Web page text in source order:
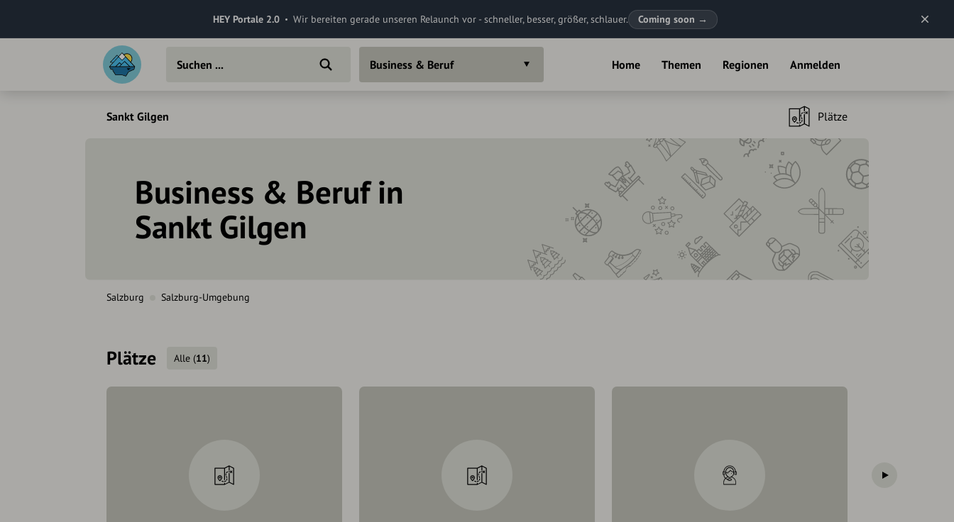
HEY Portale 2.0 Wir bereiten gerade unseren Relaunch vor - schneller, besser, größer, schlauer. Coming soon →
Home Themen Regionen Anmelden
Business & Beruf
Sankt Gilgen Plätze
Business & Beruf in
Sankt Gilgen
Salzburg Salzburg-Umgebung
Plätze Alle (11)